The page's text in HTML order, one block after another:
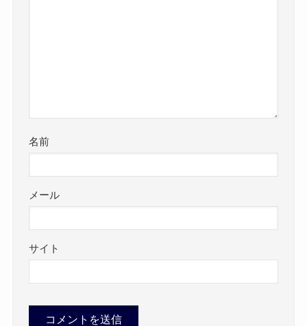
名前
メール
サイト